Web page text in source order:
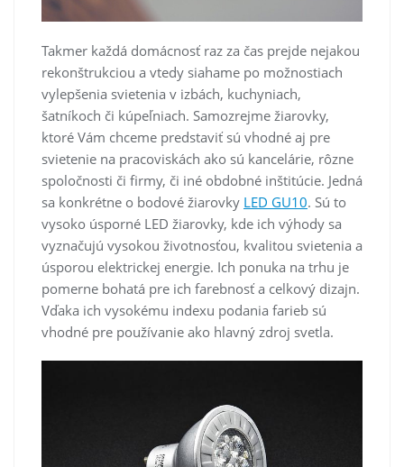
Takmer každá domácnosť raz za čas prejde nejakou
rekonštrukciou a vtedy siahame po možnostiach
vylepšenia svietenia v izbách, kuchyniach,
šatníkoch či kúpeľniach. Samozrejme žiarovky,
ktoré Vám chceme predstaviť sú vhodné aj pre
svietenie na pracoviskách ako sú kancelárie, rôzne
spoločnosti či firmy, či iné obdobné inštitúcie. Jedná
sa konkrétne o bodové žiarovky LED GU10. Sú to
vysoko úsporné LED žiarovky, kde ich výhody sa
vyznačujú vysokou životnosťou, kvalitou svietenia a
úsporou elektrickej energie. Ich ponuka na trhu je
pomerne bohatá pre ich farebnosť a celkový dizajn.
Vďaka ich vysokému indexu podania farieb sú
vhodné pre používanie ako hlavný zdroj svetla.